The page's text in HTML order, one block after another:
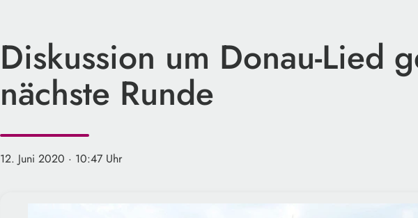
Diskussion um Donau-Lied
nächste Runde
12. Juni 2020 · 10:47 Uhr